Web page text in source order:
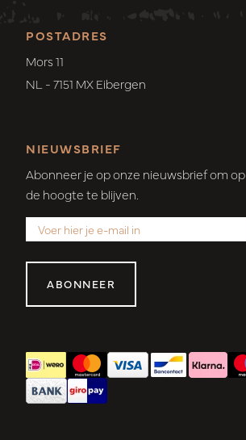
POSTADRES
Mors 11
NL - 7151 MX Eibergen
NIEUWSBRIEF
Abonneer je op onze nieuwsbrief om op
de hoogte te blijven.
ABONNEER